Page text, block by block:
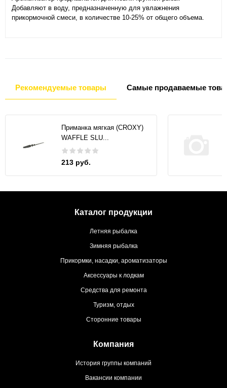
Добавляют в воду, предназначенную для увлажнения
прикормочной смеси, в количестве 10-25% от общего объема.
Рекомендуемые товары Самые продаваемые
Приманка мягкая (CROXY)
WAFFLE SLU...
213 руб.
Каталог продукции
Летняя рыбалка
Зимняя рыбалка
Прикормки, насадки, ароматизаторы
Аксессуары к лодкам
Средства для ремонта
Туризм, отдых
Сторонние товары
Компания
История группы компаний
Вакансии компании